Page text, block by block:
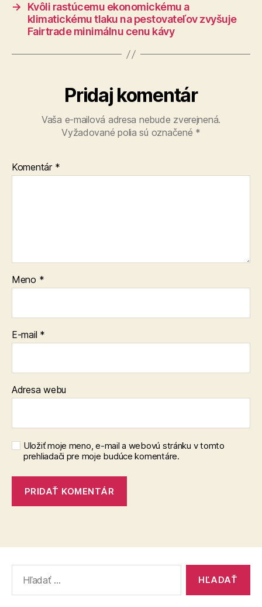
→
Kvôli rastúcemu ekonomickému a
klimatickému tlaku na pestovateľov zvyšuje
Fairtrade minimálnu cenu kávy
Pridaj komentár
Vaša e-mailová adresa nebude zverejnená.
Vyžadované polia sú označené *
Komentár *
Meno *
E-mail *
Adresa webu
Uložiť moje meno, e-mail a webovú stránku v tomto
prehliadači pre moje budúce komentáre.